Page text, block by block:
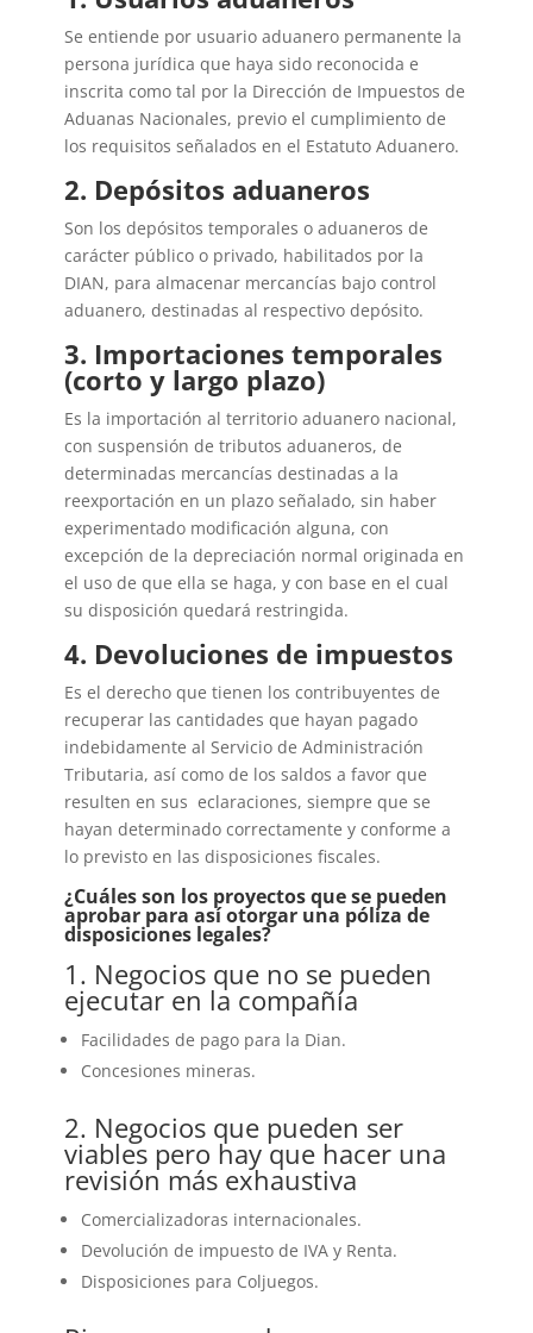
Se entiende por usuario aduanero permanente la
persona jurídica que haya sido reconocida e
inscrita como tal por la Dirección de Impuestos de
Aduanas Nacionales, previo el cumplimiento de
los requisitos señalados en el Estatuto Aduanero.
2. Depósitos aduaneros
Son los depósitos temporales o aduaneros de
carácter público o privado, habilitados por la
DIAN, para almacenar mercancías bajo control
aduanero, destinadas al respectivo depósito.
3. Importaciones temporales
(corto y largo plazo)
Es la importación al territorio aduanero nacional,
con suspensión de tributos aduaneros, de
determinadas mercancías destinadas a la
reexportación en un plazo señalado, sin haber
experimentado modificación alguna, con
excepción de la depreciación normal originada en
el uso de que ella se haga, y con base en el cual
su disposición quedará restringida.
4. Devoluciones de impuestos
Es el derecho que tienen los contribuyentes de
recuperar las cantidades que hayan pagado
indebidamente al Servicio de Administración
Tributaria, así como de los saldos a favor que
resulten en sus eclaraciones, siempre que se
hayan determinado correctamente y conforme a
lo previsto en las disposiciones fiscales.
¿Cuáles son los proyectos que se pueden
aprobar para así otorgar una póliza de
disposiciones legales?
1. Negocios que no se pueden
ejecutar en la compañía
Facilidades de pago para la Dian.
Concesiones mineras.
2. Negocios que pueden ser
viables pero hay que hacer una
revisión más exhaustiva
Comercializadoras internacionales.
Devolución de impuesto de IVA y Renta.
Disposiciones para Coljuegos.